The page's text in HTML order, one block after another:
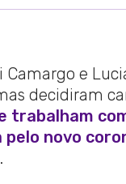
Camargo e
decidiram
trabalham
pelo novo
.